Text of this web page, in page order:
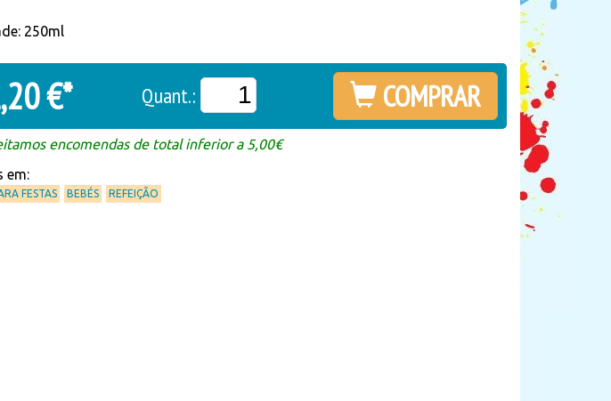
250ml
€* Quant.: COMPRAR
encomendas de total inferior a 5,00€
em:
FESTAS BEBÉS REFEIÇÃO